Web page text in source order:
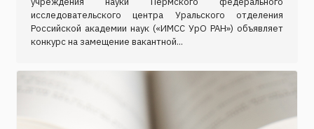
исследовательского центра Уральского отделения
Российской академии наук («ИМСС УрО РАН») объявляет
конкурс на замещение вакантной...